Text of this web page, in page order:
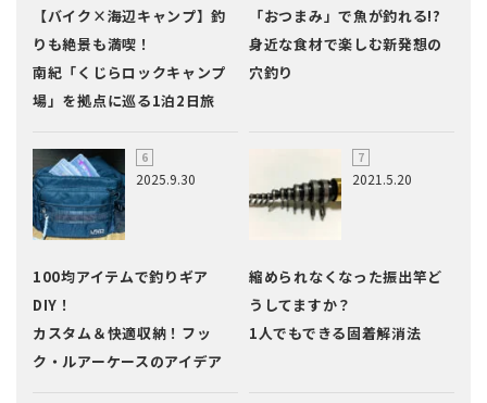
【バイク×海辺キャンプ】釣
りも絶景も満喫！
南紀「くじらロックキャンプ
場」を拠点に巡る1泊2日旅
「おつまみ」で魚が釣れる!?
身近な食材で楽しむ新発想の
穴釣り
2025.9.30
100均アイテムで釣りギア
DIY！
カスタム＆快適収納！フッ
ク・ルアーケースのアイデア
2021.5.20
縮められなくなった振出竿ど
うしてますか？
1人でもできる固着解消法